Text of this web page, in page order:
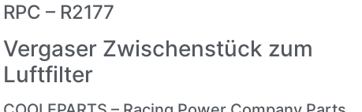
RPC – R2177
Vergaser Zwischenstück zum
Luftfilter